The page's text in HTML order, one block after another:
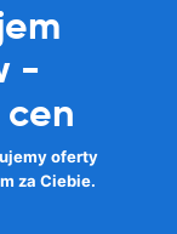
-
oferty
za Ciebie.